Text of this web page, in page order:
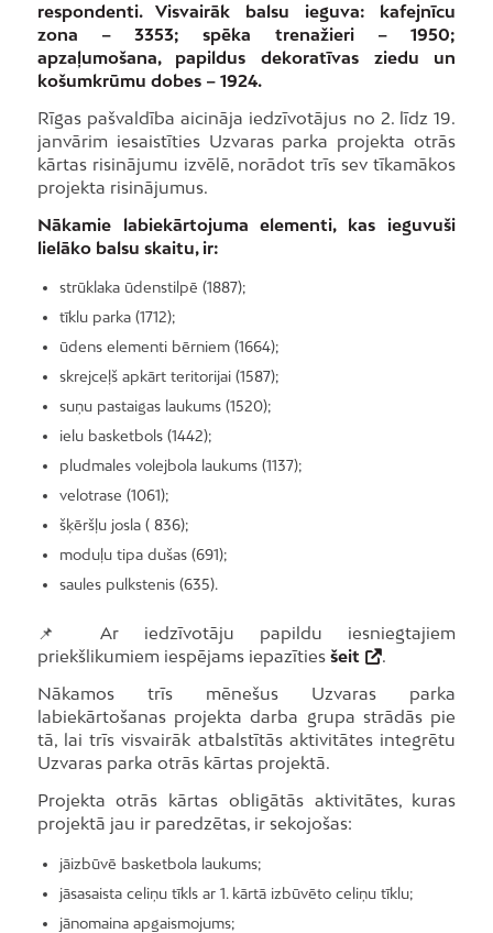
respondenti. Visvairāk balsu ieguva: kafejnīcu
zona – 3353; spēka trenažieri – 1950;
apzaļumošana, papildus dekoratīvas ziedu un
košumkrūmu dobes – 1924.
Rīgas pašvaldība aicināja iedzīvotājus no 2. līdz 19.
janvārim iesaistīties Uzvaras parka projekta otrās
kārtas risinājumu izvēlē, norādot trīs sev tīkamākos
projekta risinājumus.
Nākamie labiekārtojuma elementi, kas ieguvuši
lielāko balsu skaitu, ir:
strūklaka ūdenstilpē (1887);
tīklu parka (1712);
ūdens elementi bērniem (1664);
skrejceļš apkārt teritorijai (1587);
suņu pastaigas laukums (1520);
ielu basketbols (1442);
pludmales volejbola laukums (1137);
velotrase (1061);
šķēršļu josla ( 836);
moduļu tipa dušas (691);
saules pulkstenis (635).
📌 Ar iedzīvotāju papildu iesniegtajiem
priekšlikumiem iespējams iepazīties šeit
.
Nākamos trīs mēnešus Uzvaras parka
labiekārtošanas projekta darba grupa strādās pie
tā, lai trīs visvairāk atbalstītās aktivitātes integrētu
Uzvaras parka otrās kārtas projektā.
Projekta otrās kārtas obligātās aktivitātes, kuras
projektā jau ir paredzētas, ir sekojošas:
jāizbūvē basketbola laukums;
jāsasaista celiņu tīkls ar 1. kārtā izbūvēto celiņu tīklu;
jānomaina apgaismojums;